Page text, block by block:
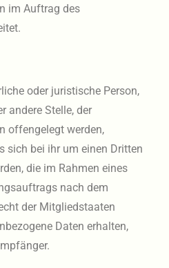
im Auftrag des
oder juristische Person,
andere Stelle, der
offengelegt werden,
sich bei ihr um einen Dritten
die im Rahmen eines
nach dem
der Mitgliedstaaten
Daten erhalten,